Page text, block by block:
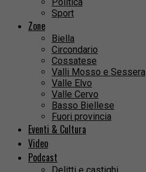
Sport
Zone
Biella
Circondario
Cossatese
Valli Mosso e Sessera
Valle Elvo
Valle Cervo
Basso Biellese
Fuori provincia
Eventi & Cultura
Video
Podcast